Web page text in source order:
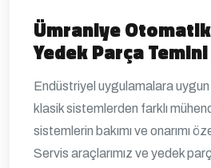
Ümraniye
Yedek Parça Temini
Endüstriyel uygulamalara
klasik sistemlerden farklı
sistemlerin bakımı ve onarımı
Servis araçlarımız ve yedek